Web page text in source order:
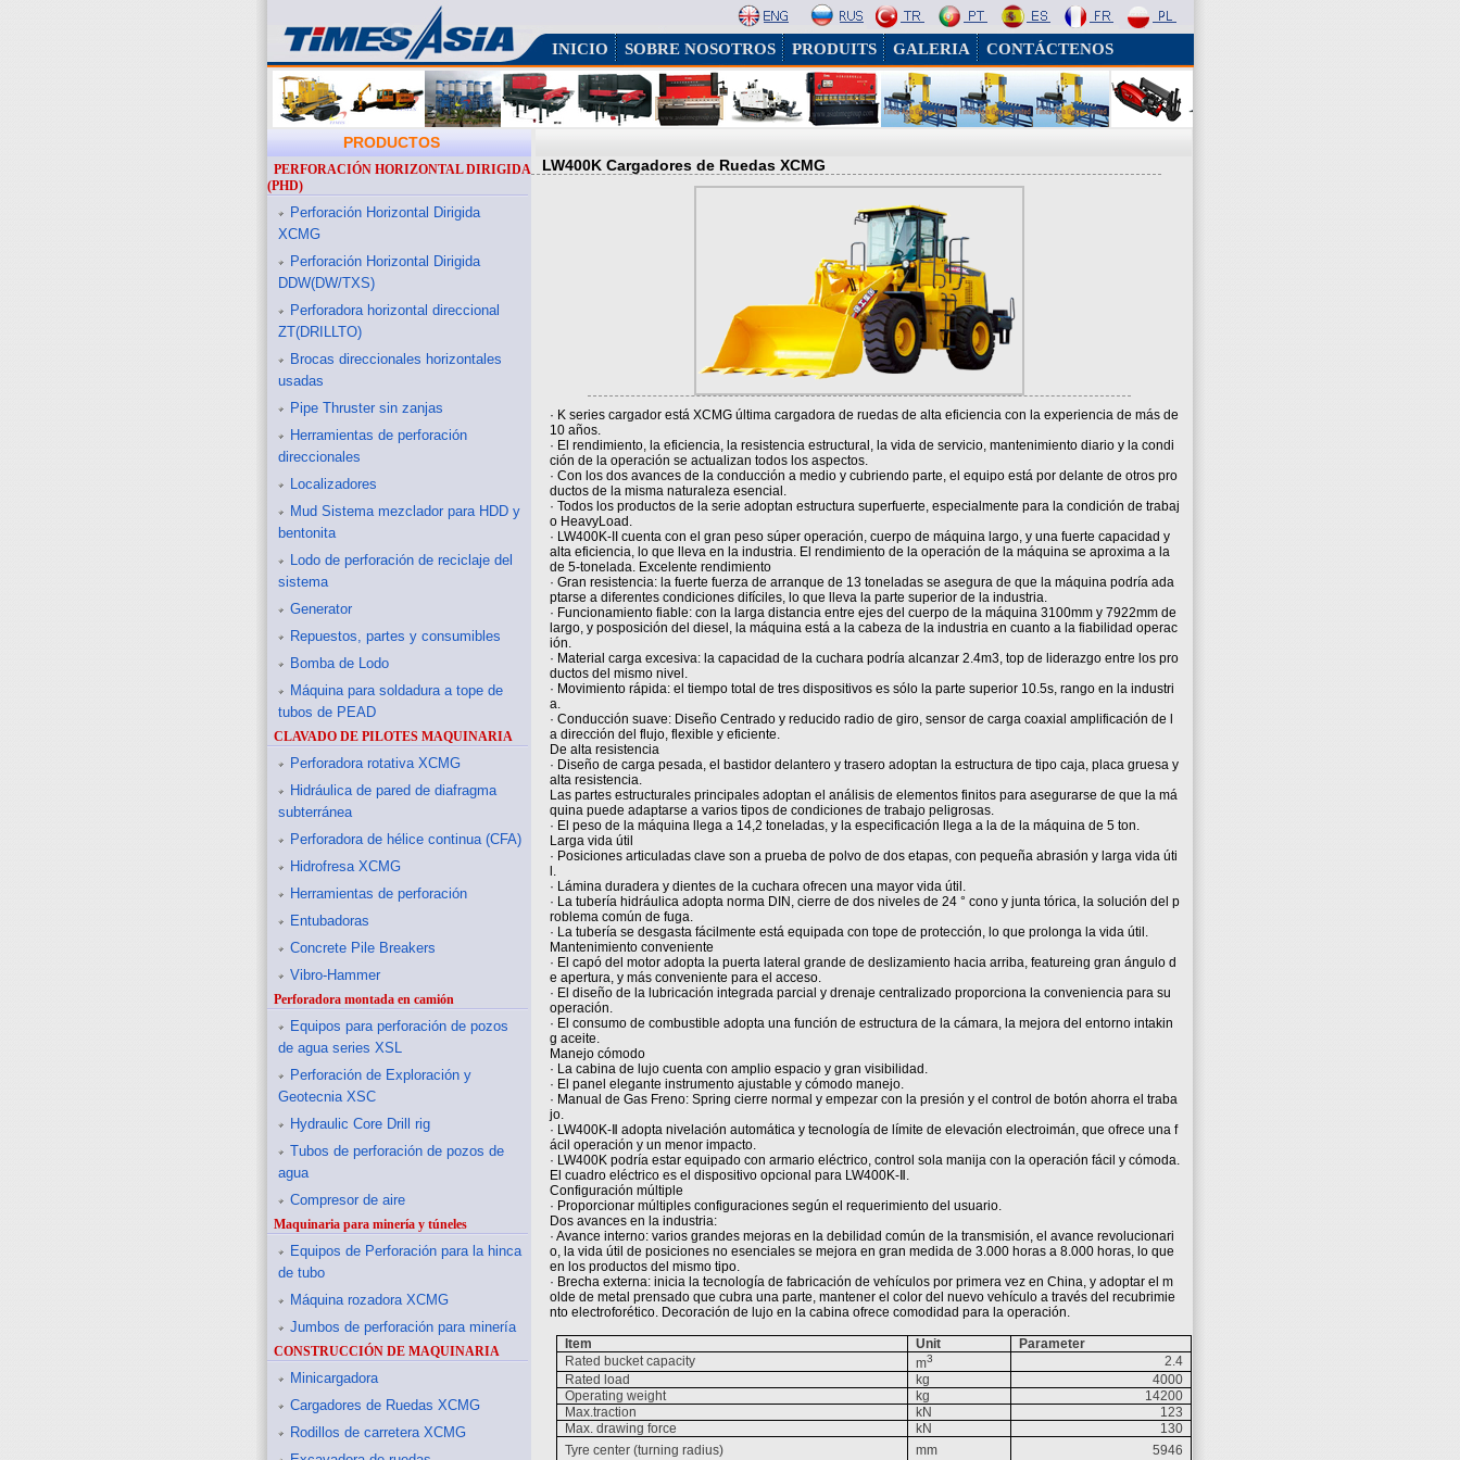
INICIO SOBRE NOSOTROS PRODUITS GALERIA CONTÁCTENOS
PRODUCTOS
PERFORACIÓN HORIZONTAL DIRIGIDA
(PHD)
Perforación Horizontal Dirigida
XCMG
Perforación Horizontal Dirigida
DDW(DW/TXS)
Perforadora horizontal direccional
ZT(DRILLTO)
Brocas direccionales horizontales
usadas
Pipe Thruster sin zanjas
Herramientas de perforación
direccionales
Localizadores
Mud Sistema mezclador para HDD y
bentonita
Lodo de perforación de reciclaje del
sistema
Generator
Repuestos, partes y consumibles
Bomba de Lodo
Máquina para soldadura a tope de
tubos de PEAD
CLAVADO DE PILOTES MAQUINARIA
Perforadora rotativa XCMG
Hidráulica de pared de diafragma
subterránea
Perforadora de hélice continua (CFA)
Hidrofresa XCMG
Herramientas de perforación
Entubadoras
Concrete Pile Breakers
Vibro-Hammer
Perforadora montada en camión
Equipos para perforación de pozos
de agua series XSL
Perforación de Exploración y
Geotecnia XSC
Hydraulic Core Drill rig
Tubos de perforación de pozos de
agua
Compresor de aire
Maquinaria para minería y túneles
Equipos de Perforación para la hinca
de tubo
Máquina rozadora XCMG
Jumbos de perforación para minería
CONSTRUCCIÓN DE MAQUINARIA
Minicargadora
Cargadores de Ruedas XCMG
Rodillos de carretera XCMG
LW400K Cargadores de Ruedas XCMG
· K series cargador está XCMG última cargadora de ruedas de alta eficiencia con la experiencia de más de
10 años.
· El rendimiento, la eficiencia, la resistencia estructural, la vida de servicio, mantenimiento diario y la condi
ción de la operación se actualizan todos los aspectos.
· Con los dos avances de la conducción a medio y cubriendo parte, el equipo está por delante de otros pro
ductos de la misma naturaleza esencial.
· Todos los productos de la serie adoptan estructura superfuerte, especialmente para la condición de trabaj
o HeavyLoad.
· LW400K-II cuenta con el gran peso súper operación, cuerpo de máquina largo, y una fuerte capacidad y
alta eficiencia, lo que lleva en la industria. El rendimiento de la operación de la máquina se aproxima a la
de 5-tonelada. Excelente rendimiento
· Gran resistencia: la fuerte fuerza de arranque de 13 toneladas se asegura de que la máquina podría ada
ptarse a diferentes condiciones difíciles, lo que lleva la parte superior de la industria.
· Funcionamiento fiable: con la larga distancia entre ejes del cuerpo de la máquina 3100mm y 7922mm de
largo, y posposición del diesel, la máquina está a la cabeza de la industria en cuanto a la fiabilidad operac
ión.
· Material carga excesiva: la capacidad de la cuchara podría alcanzar 2.4m3, top de liderazgo entre los pro
ductos del mismo nivel.
· Movimiento rápida: el tiempo total de tres dispositivos es sólo la parte superior 10.5s, rango en la industri
a.
· Conducción suave: Diseño Centrado y reducido radio de giro, sensor de carga coaxial amplificación de l
a dirección del flujo, flexible y eficiente.
De alta resistencia
· Diseño de carga pesada, el bastidor delantero y trasero adoptan la estructura de tipo caja, placa gruesa y
alta resistencia.
Las partes estructurales principales adoptan el análisis de elementos finitos para asegurarse de que la má
quina puede adaptarse a varios tipos de condiciones de trabajo peligrosas.
· El peso de la máquina llega a 14,2 toneladas, y la especificación llega a la de la máquina de 5 ton.
Larga vida útil
· Posiciones articuladas clave son a prueba de polvo de dos etapas, con pequeña abrasión y larga vida úti
l.
· Lámina duradera y dientes de la cuchara ofrecen una mayor vida útil.
· La tubería hidráulica adopta norma DIN, cierre de dos niveles de 24 ° cono y junta tórica, la solución del p
roblema común de fuga.
· La tubería se desgasta fácilmente está equipada con tope de protección, lo que prolonga la vida útil.
Mantenimiento conveniente
· El capó del motor adopta la puerta lateral grande de deslizamiento hacia arriba, featureing gran ángulo d
e apertura, y más conveniente para el acceso.
· El diseño de la lubricación integrada parcial y drenaje centralizado proporciona la conveniencia para su
operación.
· El consumo de combustible adopta una función de estructura de la cámara, la mejora del entorno intakin
g aceite.
Manejo cómodo
· La cabina de lujo cuenta con amplio espacio y gran visibilidad.
· El panel elegante instrumento ajustable y cómodo manejo.
· Manual de Gas Freno: Spring cierre normal y empezar con la presión y el control de botón ahorra el traba
jo.
· LW400K-Ⅱ adopta nivelación automática y tecnología de límite de elevación electroimán, que ofrece una f
ácil operación y un menor impacto.
· LW400K podría estar equipado con armario eléctrico, control sola manija con la operación fácil y cómoda.
El cuadro eléctrico es el dispositivo opcional para LW400K-Ⅱ.
Configuración múltiple
· Proporcionar múltiples configuraciones según el requerimiento del usuario.
Dos avances en la industria:
· Avance interno: varios grandes mejoras en la debilidad común de la transmisión, el avance revolucionari
o, la vida útil de posiciones no esenciales se mejora en gran medida de 3.000 horas a 8.000 horas, lo que
en los productos del mismo tipo.
· Brecha externa: inicia la tecnología de fabricación de vehículos por primera vez en China, y adoptar el m
olde de metal prensado que cubra una parte, mantener el color del nuevo vehículo a través del recubrimie
nto electroforético. Decoración de lujo en la cabina ofrece comodidad para la operación.
Item Unit
Parameter
Rated bucket capacity
m3
2.4
Rated load
kg
4000
Operating weight
kg
14200
Max.traction
kN
123
Max. drawing force
kN
130
Tyre center (turning radius)
mm 5946